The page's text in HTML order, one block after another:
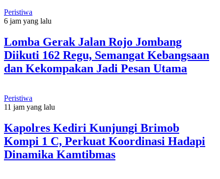
Peristiwa
6 jam yang lalu
Lomba Gerak Jalan Rojo Jombang
Diikuti 162 Regu, Semangat Kebangsaan
dan Kekompakan Jadi Pesan Utama
Peristiwa
11 jam yang lalu
Kapolres Kediri Kunjungi Brimob
Kompi 1 C, Perkuat Koordinasi Hadapi
Dinamika Kamtibmas